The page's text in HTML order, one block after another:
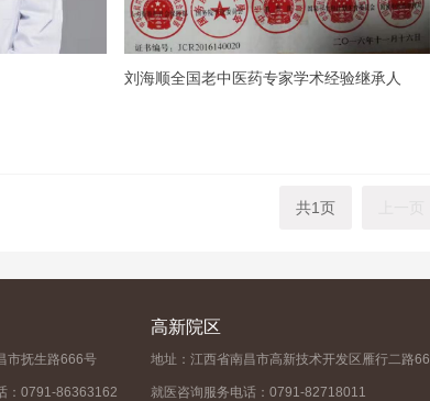
刘海顺全国老中医药专家学术经验继承人
共1页
市抚生路666号
：0791-86363162
高新院区
地址：江西省南昌市高新技术开发区雁行二路
就医咨询服务电话：0791-82718011